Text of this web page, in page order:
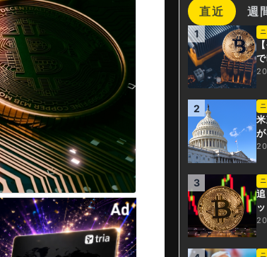
直近 週
1
2
3